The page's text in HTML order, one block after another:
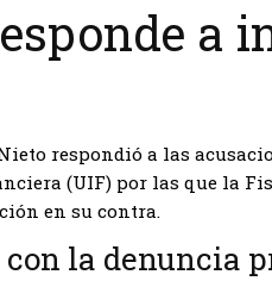
a
respondió a las
(UIF) por las que la
en su contra.
con la denuncia